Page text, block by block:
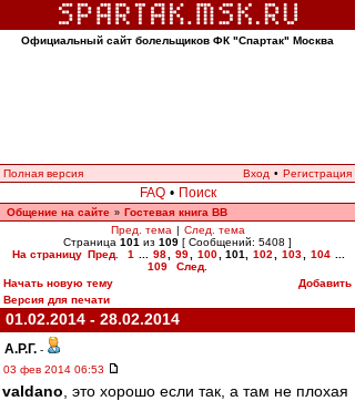
Официальный сайт болельщиков ФК "Спартак" Москва
Полная версия Вход • Регистрация
FAQ • Поиск
Общение на сайте » Гостевая книга ВВ
Пред. тема | След. тема
Страница 101 из 109 [ Сообщений: 5408 ]
На страницу Пред. 1 98 99 100 101 102 103 104
109
След.
Начать новую тему
Добавить
Версия для печати
01.02.2014 - 28.02.2014
А.Р.Г. -
03 фев 2014 06:53
valdano , это хорошо если так, а там не плохая